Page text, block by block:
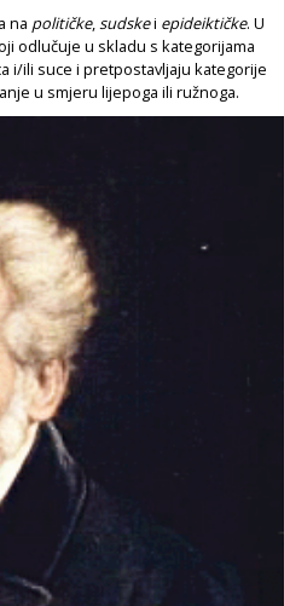
na političke,sudskei epideiktičke. U
odlučuje u skladu s kategorijama
i/ili suce i pretpostavljaju kategorije
u smjeru lijepoga ili ružnoga.